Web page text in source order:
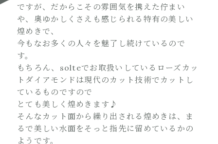
ですが、だからこその雰囲気を携えた佇まい
や、奥ゆかしくさえも感じられる特有の美しい
煌めきで、
今もなお多くの人々を魅了し続けているので
す。
もちろん、solteでお取扱いしているローズカッ
トダイアモンドは現代のカット技術でカットし
ているものですので
とても美しく煌めきます♪
そんなカット面から繰り出される煌めきは、ま
るで美しい水面をそっと指先に留めているかの
ようです。